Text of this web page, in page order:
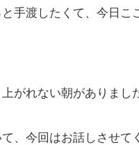
手渡したくて、今日こ
がれない朝がありまし
、今回はお話しさせて